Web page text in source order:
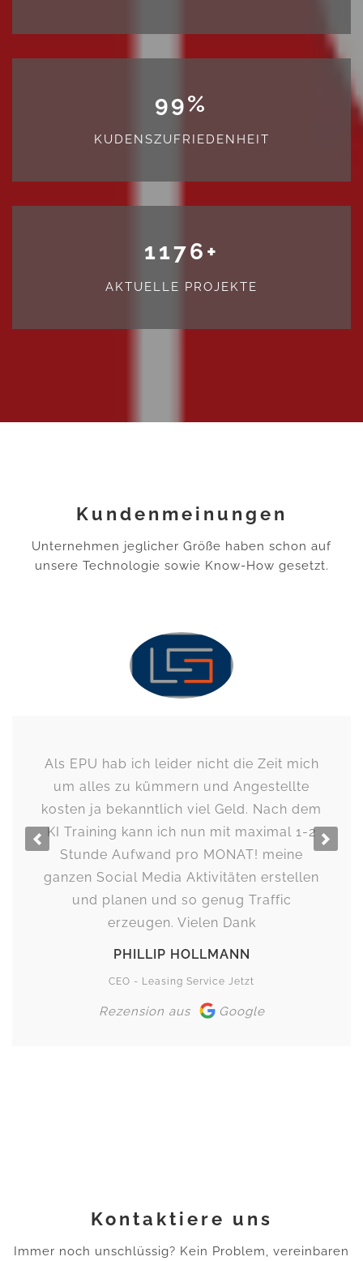
99%
KUDENSZUFRIEDENHEIT
1176+
AKTUELLE PROJEKTE
Kundenmeinungen
Unternehmen jeglicher Größe haben schon auf
unsere Technologie sowie Know-How gesetzt.
Als EPU hab ich leider nicht die Zeit mich
um alles zu kümmern und Angestellte
kosten ja bekanntlich viel Geld. Nach dem
KI Training kann ich nun mit maximal 1-2
Stunde Aufwand pro MONAT! meine
ganzen Social Media Aktivitäten erstellen
und planen und so genug Traffic
erzeugen. Vielen Dank
PHILLIP HOLLMANN
CEO - Leasing Service Jetzt
Rezension aus Google
Previous Next
Kontaktiere uns
Immer noch unschlüssig? Kein Problem, vereinbaren